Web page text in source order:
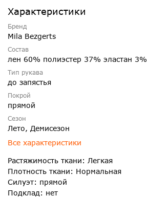
Характеристики
Бренд
Mila Bezgerts
Состав
лен 60% полиэстер 37% эластан 3%
Тип рукава
до запястья
Покрой
прямой
Сезон
Лето, Демисезон
Все характеристики
Растяжимость ткани: Легкая
Плотность ткани: Нормальная
Силуэт: прямой
Подклад: нет